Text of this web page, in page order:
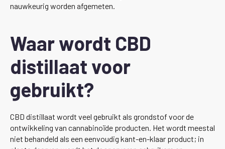
nauwkeurig worden afgemeten.
Waar wordt CBD
distillaat voor
gebruikt?
CBD distillaat wordt veel gebruikt als grondstof voor de
ontwikkeling van cannabinoïde producten. Het wordt meestal
niet behandeld als een eenvoudig kant-en-klaar product; in